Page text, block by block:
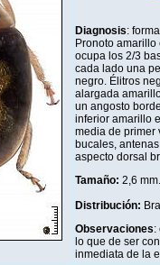
Diagnosis:
Pronoto
ocupa los 2/3
cada lado una
negro. Élitros
alargada
un angosto
inferior amarillo
media de primer
bucales,
aspecto dorsal
Tamaño: 2,6 mm.
Distribución:
Observaciones:
lo que de ser
inmediata de la